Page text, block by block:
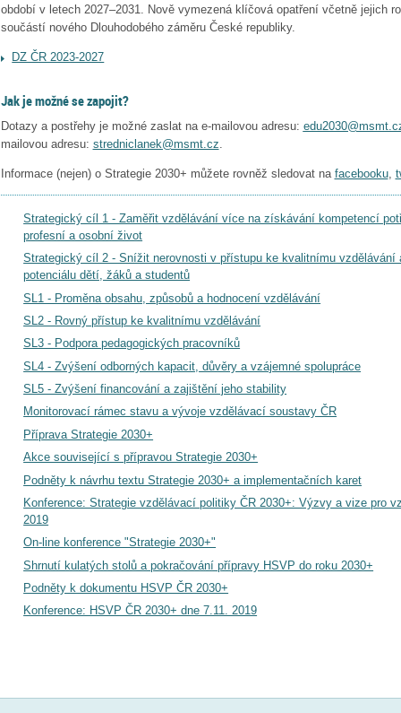
období v letech 2027–2031. Nově vymezená klíčová opatření včetně jejich
součástí nového Dlouhodobého záměru České republiky.
DZ ČR 2023-2027
Jak je možné se zapojit?
Dotazy a postřehy je možné zaslat na e-mailovou adresu:
mailovou adresu: stredniclanek@msmt.cz.
Informace (nejen) o Strategie 2030+ můžete rovněž sledovat na facebooku,
Strategický cíl 1 - Zaměřit vzdělávání více na získávání kompetencí
profesní a osobní život
Strategický cíl 2 - Snížit nerovnosti v přístupu ke kvalitnímu vzdělávání
potenciálu dětí, žáků a studentů
SL1 - Proměna obsahu, způsobů a hodnocení vzdělávání
SL2 - Rovný přístup ke kvalitnímu vzdělávání
SL3 - Podpora pedagogických pracovníků
SL4 - Zvýšení odborných kapacit, důvěry a vzájemné spolupráce
SL5 - Zvýšení financování a zajištění jeho stability
Monitorovací rámec stavu a vývoje vzdělávací soustavy ČR
Příprava Strategie 2030+
Akce související s přípravou Strategie 2030+
Podněty k návrhu textu Strategie 2030+ a implementačních karet
Konference: Strategie vzdělávací politiky ČR 2030+: Výzvy a vize pro
2019
On-line konference "Strategie 2030+"
Shrnutí kulatých stolů a pokračování přípravy HSVP do roku 2030+
Podněty k dokumentu HSVP ČR 2030+
Konference: HSVP ČR 2030+ dne 7.11. 2019